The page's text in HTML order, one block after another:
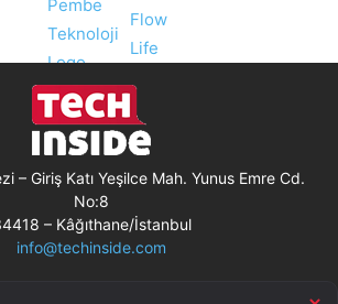
– Giriş Katı Yeşilce Mah. Yunus Emre Cd.
No:8
– Kâğıthane/İstanbul
info@techinside.com